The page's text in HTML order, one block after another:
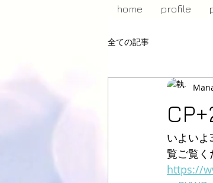
home profile
全ての記事
いよいよ
覧ご覧く
https://